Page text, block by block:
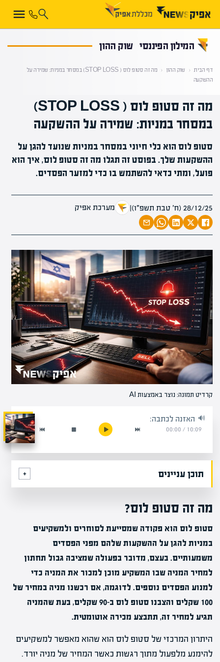
המילון הפיננסי שוק ההון
דף הבית ‹ שוק ההון ‹
מה זה סטופ לוס ( STOP LOSS) במסחר במניות: שמירה על
ההשקעה
מה זה סטופ לוס ( STOP LOSS)
במסחר במניות: שמירה על ההשקעה
סטופ לוס הוא כלי חיוני במסחר במניות שנועד להגן על
ההשקעות שלך. בפוסט זה תגלו מה זה סטופ לוס, איך הוא
פועל, ומתי כדאי להשתמש בו כדי למזער הפסדים.
28/12/25 (ח׳ טבת תשפ״ו) | מערכת אפיק
קרדיט תמונה: נוצר באמצעות AI
האזנה לכתבה:
10:09
/
00:00
תוכן עניינים
מה זה סטופ לוס?
סטופ לוס הוא פקודה שמסייעת לסוחרים ולמשקיעים
במניות להגן על ההשקעות שלהם מפני הפסדים
משמעותיים. בעצם, מדובר בפעולה שמציבה גבול תחתון
למחיר המניה שבו המשקיע מוכן למכור את המניה כדי
למנוע הפסדים נוספים. לדוגמה, אם רכשנו מניה במחיר של
100 שקלים והצבנו סטופ לוס ב-90 שקלים, בעת שהמניה
תגיע למחיר זה, תתבצע מכירה אוטומטית.
היתרון המרכזי של סטופ לוס הוא שהוא מאפשר למשקיעים
להימנע מלפעול מתוך רגשות כאשר המחיר של מניה יורד.